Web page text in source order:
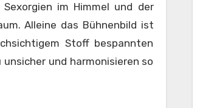
im Himmel und der
Alleine das Bühnenbild ist
Stoff bespannten
und harmonisieren so